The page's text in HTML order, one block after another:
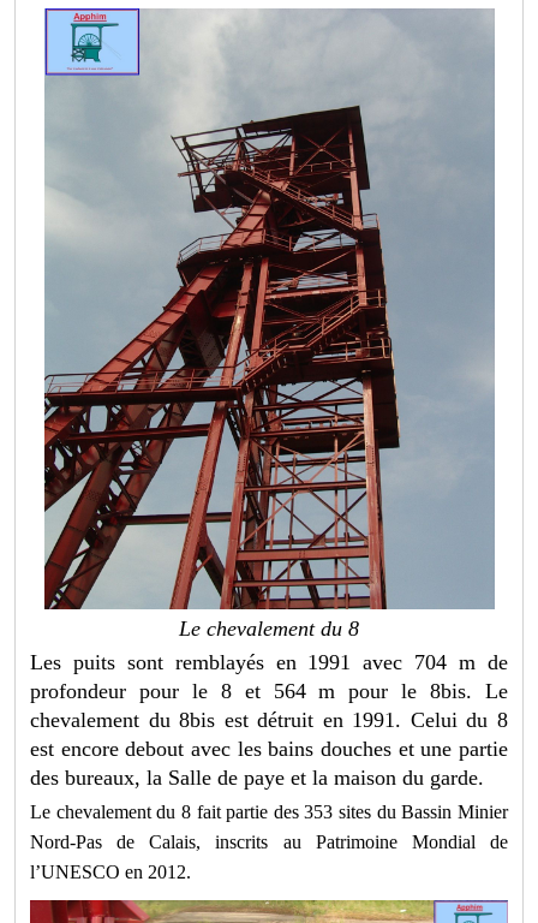
Le chevalement du 8
Les puits sont remblayés en 1991 avec 704 m de
profondeur pour le 8 et 564 m pour le 8bis. Le
chevalement du 8bis est détruit en 1991. Celui du 8
est encore debout avec les bains douches et une partie
des bureaux, la Salle de paye et la maison du garde.
Le chevalement du 8 fait partie des 353 sites du Bassin Minier
Nord-Pas de Calais, inscrits au Patrimoine Mondial de
l’UNESCO en 2012.